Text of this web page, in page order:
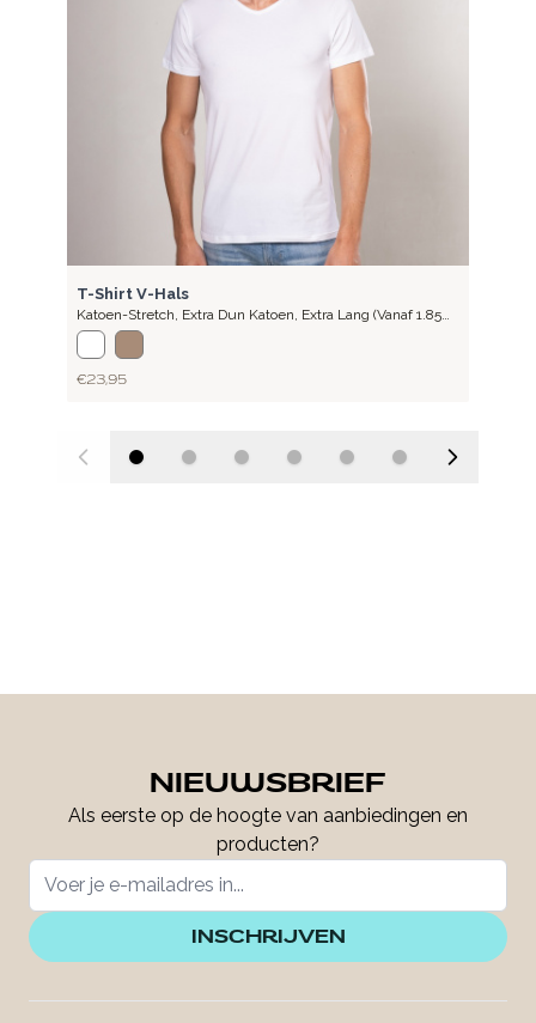
LITE
T-Shirt V-Hals
Katoen-Stretch, Extra Dun Katoen, Extra Lang (vanaf 1.85
Meter)
€ 23,95
NIEUWSBRIEF
Als eerste op de hoogte van aanbiedingen en
producten?
INSCHRIJVEN